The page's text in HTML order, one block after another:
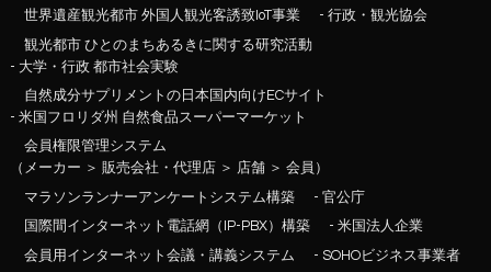
世界遺産観光都市 外国人観光客誘致IoT事業 - 行政・観光協会
観光都市 ひとのまちあるきに関する研究活動
- 大学・行政 都市社会実験
自然成分サプリメントの日本国内向けECサイト
- 米国フロリダ州 自然食品スーパーマーケット
会員権限管理システム
（メーカー ＞ 販売会社・代理店 ＞ 店舗 ＞ 会員）
マラソンランナーアンケートシステム構築 - 官公庁
国際間インターネット電話網（IP-PBX）構築 - 米国法人企業
会員用インターネット会議・講義システム - SOHOビジネス事業者